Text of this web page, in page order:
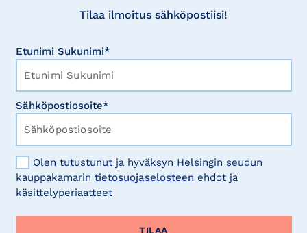
Tilaa ilmoitus sähköpostiisi!
Etunimi Sukunimi*
Sähköpostiosoite*
Olen tutustunut ja hyväksyn Helsingin seudun
kauppakamarin tietosuojaselosteen ehdot ja
käsittelyperiaatteet